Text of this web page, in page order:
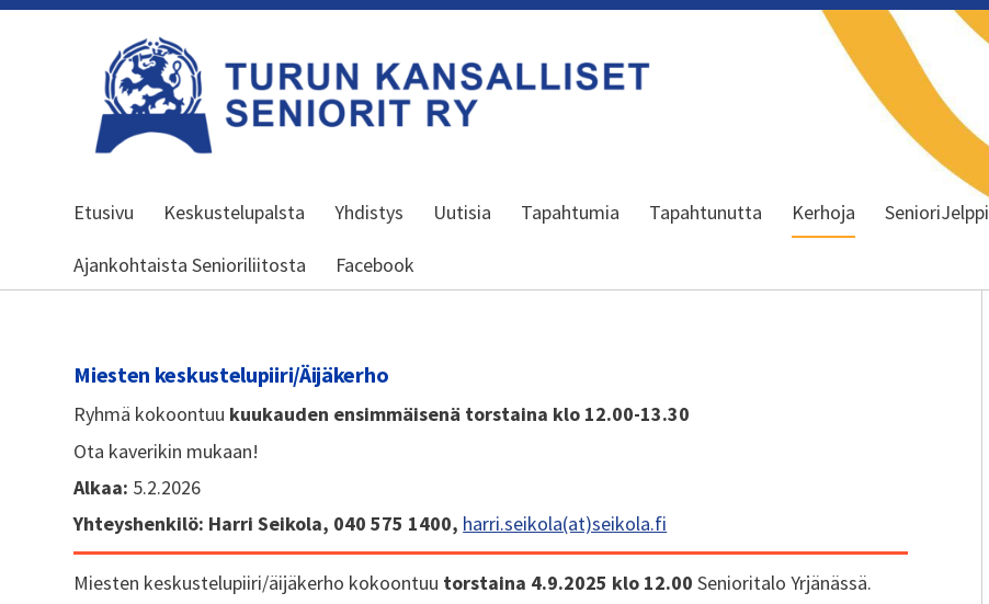
Turun kansalliset seniorit ry
Etusivu Keskustelupalsta Yhdistys Uutisia Tapahtumia Tapahtunutta Kerhoja SenioriJelppi
Ajankohtaista Senioriliitosta Facebook
Miesten keskustelupiiri/Äijäkerho
Ryhmä kokoontuu kuukauden ensimmäisenä torstaina klo 12.00-13.30
Ota kaverikin mukaan!
Alkaa: 5.2.2026
Yhteyshenkilö: Harri Seikola, 040 575 1400, harri.seikola(at)seikola.fi
Miesten keskustelupiiri/äijäkerho kokoontuu torstaina 4.9.2025 klo 12.00 Senioritalo Yrjänässä.